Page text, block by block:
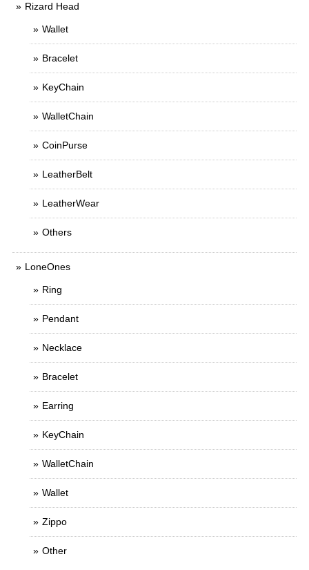
Rizard Head
Wallet
Bracelet
KeyChain
WalletChain
CoinPurse
LeatherBelt
LeatherWear
Others
LoneOnes
Ring
Pendant
Necklace
Bracelet
Earring
KeyChain
WalletChain
Wallet
Zippo
Other